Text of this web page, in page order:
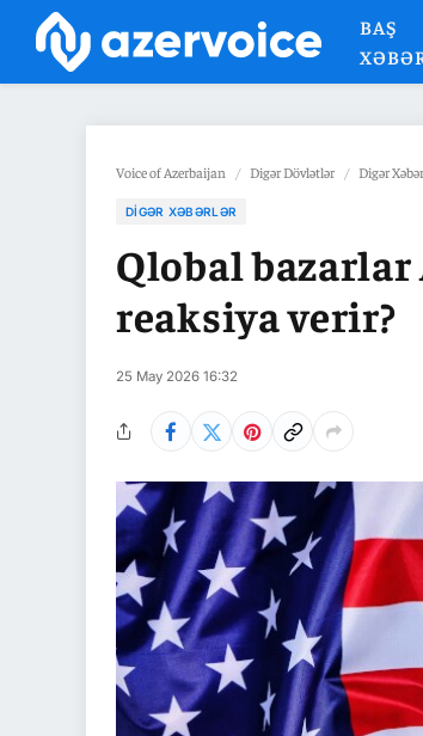
BAŞ
Voice of Azerbaijan / Digər Dövlətlər / Digər
DIGƏR XƏBƏRLƏR
Qlobal bazarlar
reaksiya verir?
25 May 2026 16:32